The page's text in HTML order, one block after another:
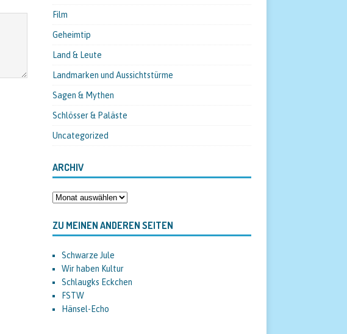
Film
Geheimtip
Land & Leute
Landmarken und Aussichtstürme
Sagen & Mythen
Schlösser & Paläste
Uncategorized
ARCHIV
ZU MEINEN ANDEREN SEITEN
Schwarze Jule
Wir haben Kultur
Schlaugks Eckchen
FSTW
Hänsel-Echo